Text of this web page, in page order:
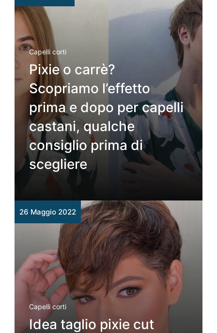
Capelli corti
Pixie o carrè?
Scopriamo l’effetto
prima e dopo per capelli
castani, qualche
consiglio prima di
scegliere
26 Maggio 2022
Capelli corti
Idea taglio pixie cut